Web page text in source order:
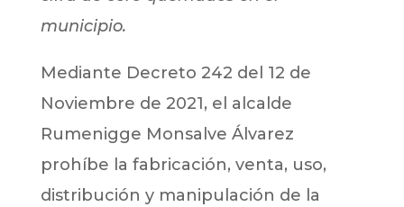
municipio.
Mediante Decreto 242 del 12 de
Noviembre de 2021, el alcalde
Rumenigge Monsalve Álvarez
prohíbe la fabricación, venta, uso,
distribución y manipulación de la